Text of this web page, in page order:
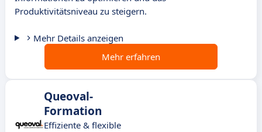
Produktivitätsniveau zu steigern.
Mehr Details anzeigen
Mehr erfahren
Queoval-
Formation
Effiziente & flexible